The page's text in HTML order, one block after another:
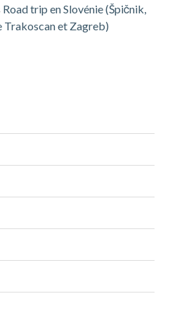
Road trip en Slovénie (Špičnik,
Trakoscan et Zagreb)